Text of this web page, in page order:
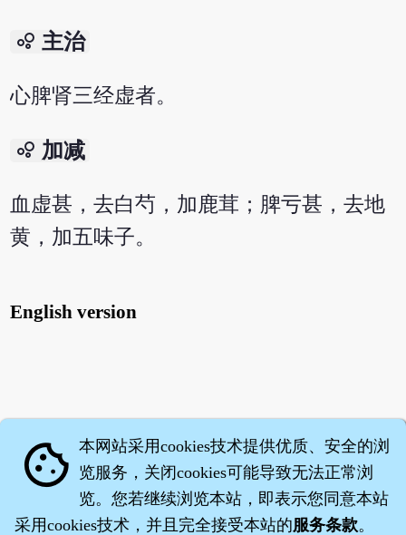
bubble_chart 主治
心脾肾三经虚者。
bubble_chart 加减
血虚甚，去白芍，加鹿茸；脾亏甚，去地
黄，加五味子。
English version
cookie 本网站采用cookies技术提供优质、安全的浏
览服务，关闭cookies可能导致无法正常浏
览。您若继续浏览本站，即表示您同意本站
采用cookies技术，并且完全接受本站的服务条款。